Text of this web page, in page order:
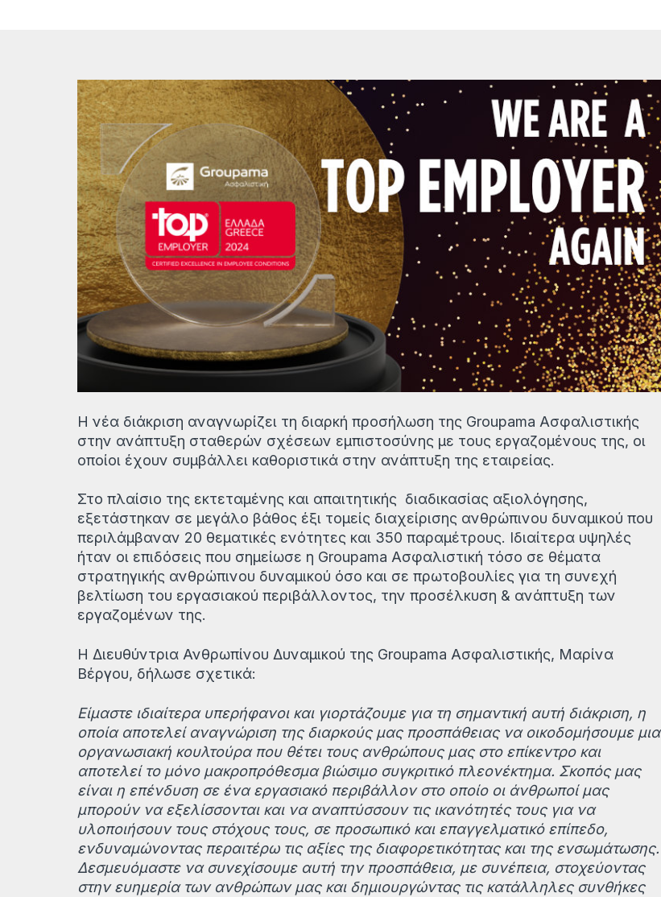
Η νέα διάκριση αναγνωρίζει τη διαρκή προσήλωση της Groupama Ασφαλιστικής
στην ανάπτυξη σταθερών σχέσεων εμπιστοσύνης με τους εργαζομένους της, οι
οποίοι έχουν συμβάλλει καθοριστικά στην ανάπτυξη της εταιρείας.
Στο πλαίσιο της εκτεταμένης και απαιτητικής διαδικασίας αξιολόγησης,
εξετάστηκαν σε μεγάλο βάθος έξι τομείς διαχείρισης ανθρώπινου δυναμικού που
περιλάμβαναν 20 θεματικές ενότητες και 350 παραμέτρους. Ιδιαίτερα υψηλές
ήταν οι επιδόσεις που σημείωσε η Groupama Ασφαλιστική τόσο σε θέματα
στρατηγικής ανθρώπινου δυναμικού όσο και σε πρωτοβουλίες για τη συνεχή
βελτίωση του εργασιακού περιβάλλοντος, την προσέλκυση & ανάπτυξη των
εργαζομένων της.
H Διευθύντρια Ανθρωπίνου Δυναμικού της Groupama Ασφαλιστικής, Μαρίνα
Βέργου, δήλωσε σχετικά:
Είμαστε ιδιαίτερα υπερήφανοι και γιορτάζουμε για τη σημαντική αυτή διάκριση, η
οποία αποτελεί αναγνώριση της διαρκούς μας προσπάθειας να οικοδομήσουμε μια
οργανωσιακή κουλτούρα που θέτει τους ανθρώπους μας στο επίκεντρο και
αποτελεί το μόνο μακροπρόθεσμα βιώσιμο συγκριτικό πλεονέκτημα. Σκοπός μας
είναι η επένδυση σε ένα εργασιακό περιβάλλον στο οποίο οι άνθρωποί μας
μπορούν να εξελίσσονται και να αναπτύσσουν τις ικανότητές τους για να
υλοποιήσουν τους στόχους τους, σε προσωπικό και επαγγελματικό επίπεδο,
ενδυναμώνοντας περαιτέρω τις αξίες της διαφορετικότητας και της ενσωμάτωσης.
Δεσμευόμαστε να συνεχίσουμε αυτή την προσπάθεια, με συνέπεια, στοχεύοντας
στην ευημερία των ανθρώπων μας και δημιουργώντας τις κατάλληλες συνθήκες